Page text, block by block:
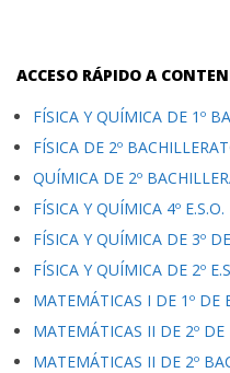
ACCESO RÁPIDO A
FÍSICA Y QUÍMICA DE 1º
FÍSICA DE 2º
QUÍMICA DE 2º
FÍSICA Y QUÍMICA 4º E.S.O.
FÍSICA Y QUÍMICA DE 3º
FÍSICA Y QUÍMICA DE 2º
MATEMÁTICAS I DE 1º DE
MATEMÁTICAS II DE 2º
MATEMÁTICAS II DE 2º